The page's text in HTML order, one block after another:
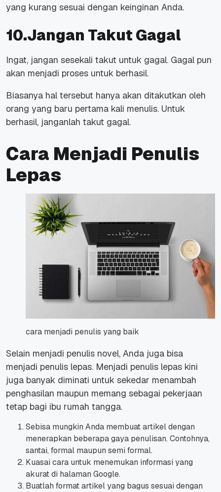
yang kurang sesuai dengan keinginan Anda.
10.Jangan Takut Gagal
Ingat, jangan sesekali takut untuk gagal. Gagal pun
akan menjadi proses untuk berhasil.
Biasanya hal tersebut hanya akan ditakutkan oleh
orang yang baru pertama kali menulis. Untuk
berhasil, janganlah takut gagal.
Cara Menjadi Penulis
Lepas
cara menjadi penulis yang baik
Selain menjadi penulis novel, Anda juga bisa
menjadi penulis lepas. Menjadi penulis lepas kini
juga banyak diminati untuk sekedar menambah
penghasilan maupun memang sebagai pekerjaan
tetap bagi ibu rumah tangga.
Sebisa mungkin Anda membuat artikel dengan
menerapkan beberapa gaya penulisan. Contohnya,
santai, formal maupun semi formal.
Kuasai cara untuk menemukan informasi yang
akurat di halaman Google.
Buatlah format artikel yang bagus sesuai dengan